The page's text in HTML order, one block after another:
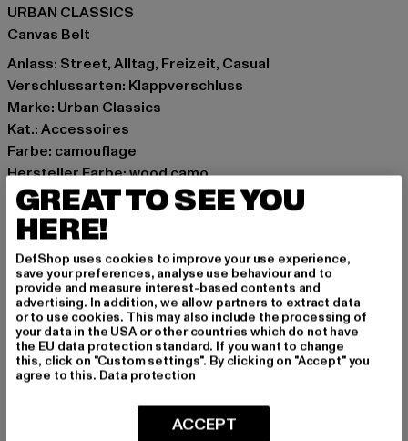
URBAN CLASSICS
Canvas Belt
Anlass: Street, Alltag, Freizeit, Casual
Verschlussarten: Klappverschluss
Marke: Urban Classics
Kat.: Accessoires
Farbe: camouflage
Hersteller Farbe: wood camo
Materialzusammensetzung: 100% Polyester
Art.Nr: TB305-00396
Hersteller: TB International GmbH |info@tbint.de
Dr.-Robert-Murjahn-Straße 7 | 64372 Ober-Ramstadt |
DE
GRÖSSE & PASSFORM
LIEFERUNG & RÜCKGABE
GREAT TO SEE YOU
HERE!
DefShop uses cookies to improve your use experience,
save your preferences, analyse use behaviour and to
provide and measure interest-based contents and
advertising. In addition, we allow partners to extract data
or to use cookies. This may also include the processing of
your data in the USA or other countries which do not have
the EU data protection standard. If you want to change
this, click on "Custom settings". By clicking on "Accept" you
agree to this. Data protection
ACCEPT